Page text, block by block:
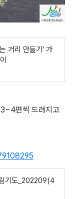
거리 만들기’ 가
편씩 드려지고
기도_202209(4